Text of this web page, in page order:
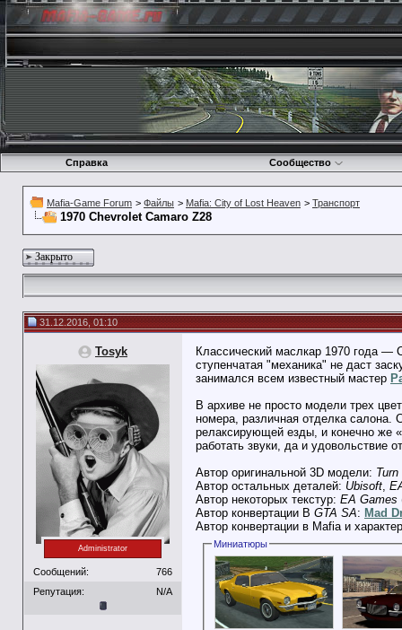
Справка Сообщество
Mafia-Game Forum > Файлы > Mafia: City of Lost Heaven > Транспорт
1970 Chevrolet Camaro Z28
Закрыто
31.12.2016, 01:10
Tosyk
Administrator
Сообщений:
766
Репутация:
N/A
Классический маслкар 1970 года —
ступенчатая "механика" не даст
занимался всем известный мастер
В архиве не просто модели трех
номера, различная отделка салона.
релаксирующей езды, и конечно же
работать звуки, да и удовольствие
Автор оригинальной 3D модели: Turn
Автор остальных деталей: Ubisoft,
Автор некоторых текстур: EA Games
Автор конвертации В GTA SA: Mad
Автор конвертации в Mafia и
Миниатюры